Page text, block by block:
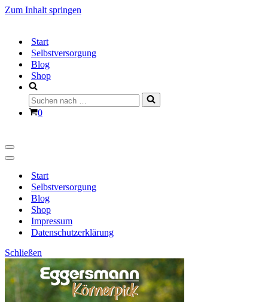
Zum Inhalt springen
Start
Selbstversorgung
Blog
Shop
Suchen
nach …
Warenkorb
0
Navigationsmenü
Navigationsmenü
Start
Selbstversorgung
Blog
Shop
Impressum
Datenschutzerklärung
Schließen